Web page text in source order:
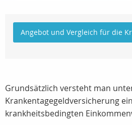
Angebot und Vergleich für die
Grundsätzlich versteht man
Krankentagegeldversicherung
krankheitsbedingten